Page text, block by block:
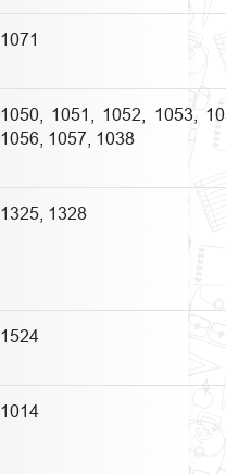
1071
1050, 1051, 1052, 1053,
1056, 1057, 1038
1325, 1328
1524
1014